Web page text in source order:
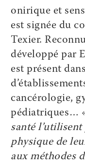
onirique et
est signée du
Texier.
développé par
est présent
cancérologie,
pédiatriques…
santé
physique de
aux méthodes